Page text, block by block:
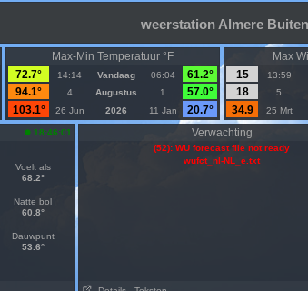
weerstation Almere
Max-Min Temperatuur °F
72.7°
14:14 Vandaag 06:04
61.2°
94.1°
4 Augustus 1
57.0°
103.1°
26 Jun 2026 11 Jan 20.7°
Max
15
13:59
18
5
34.9
25 Mrt
18:46:01
Voelt als
68.2°
Natte bol
60.8°
Dauwpunt
53.6°
Verwachting
(52): WU forecast file not ready
wufct_nl-NL_e.txt